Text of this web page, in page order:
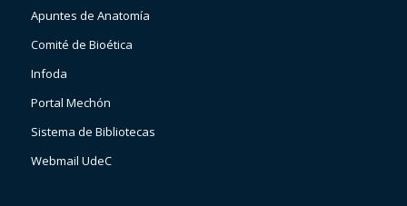
Apuntes de Anatomía
Comité de Bioética
Infoda
Portal Mechón
Sistema de Bibliotecas
Webmail UdeC